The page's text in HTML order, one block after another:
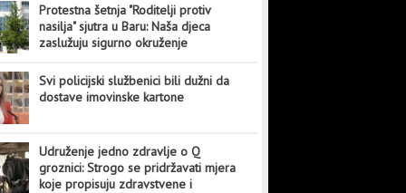
Protestna šetnja "Roditelji protiv
nasilja" sjutra u Baru: Naša djeca
zaslužuju sigurno okruženje
Svi policijski službenici bili dužni da
dostave imovinske kartone
Udruženje jedno zdravlje o Q
groznici: Strogo se pridržavati mjera
koje propisuju zdravstvene i